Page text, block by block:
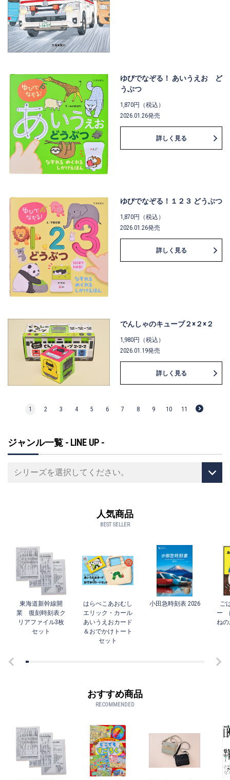
ゆびでなぞる！ あいうえお ど
うぶつ
1,870円（税込）
2026.01.26発売
詳しく見る
ゆびでなぞる！１２３ どうぶつ
1,870円（税込）
2026.01.26発売
詳しく見る
でんしゃのキューブ２×２×２
1,980円（税込）
2026.01.19発売
詳しく見る
1 2 3 4 5 6 7 8 9 10 11
ジャンル一覧 - LINE UP -
人気商品
BEST SELLER
東海道新幹線開
業 復刻時刻表ク
リアファイル3枚
セット
はらぺこあおむし
エリック・カール
あいうえおカード
＆おでかけトート
セット
小田急時刻表 2026
ご
ー
ね
おすすめ商品
RECOMMENDED